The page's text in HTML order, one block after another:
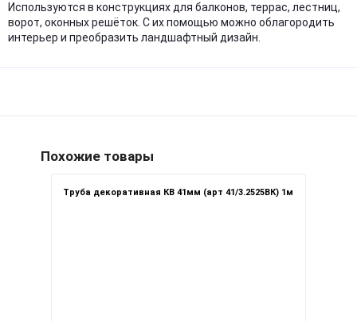
Используются в конструкциях для балконов, террас, лестниц,
ворот, оконных решёток. С их помощью можно облагородить
интерьер и преобразить ландшафтный дизайн.
Похожие товары
Труба декоративная КВ 41мм (арт 41/3.2525ВК) 1м